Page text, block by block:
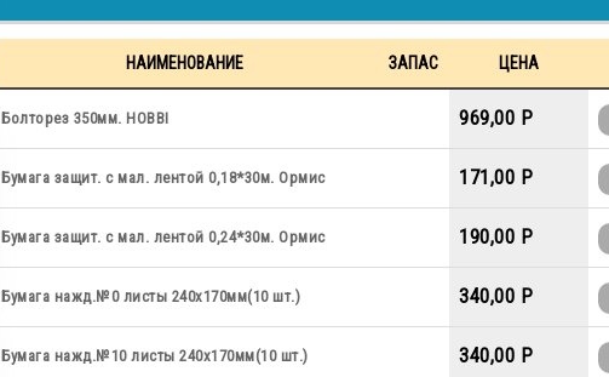
НАИМЕНОВАНИЕ ЗАПАС ЦЕНА
Болторез 350мм. HOBBI 969,00 P
Бумага защит. с мал. лентой 0,18*30м. Ормис 171,00 P
Бумага защит. с мал. лентой 0,24*30м. Ормис 190,00 P
Бумага нажд.№0 листы 240х170мм(10 шт.) 340,00 P
Бумага нажд.№10 листы 240х170мм(10 шт.) 340,00 P